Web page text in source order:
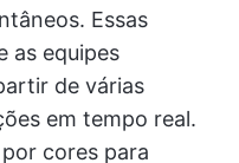
Essas
as equipes
de várias
em tempo real.
cores para